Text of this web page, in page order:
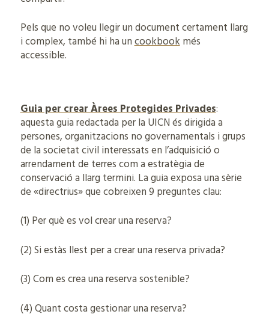
Pels que no voleu llegir un document certament llarg
i complex, també hi ha uncookbookmés
accessible.
Guia per crear Àrees Protegides Privades:
aquesta guia redactada per la UICN és dirigida a
persones, organitzacions no governamentals i grups
de la societat civil interessats en l’adquisició o
arrendament de terres com a estratègia de
conservació a llarg termini. La guia exposa una sèrie
de «directrius» que cobreixen 9 preguntes clau:
(1) Per què es vol crear una reserva?
(2) Si estàs llest per a crear una reserva privada?
(3) Com es crea una reserva sostenible?
(4) Quant costa gestionar una reserva?